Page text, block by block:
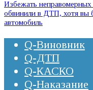
Избежать неправомерных
обвинили в ДТП, хотя вы
автомобиль
Q-Виновник
Q-ДТП
Q-КАСКО
Q-Наказание